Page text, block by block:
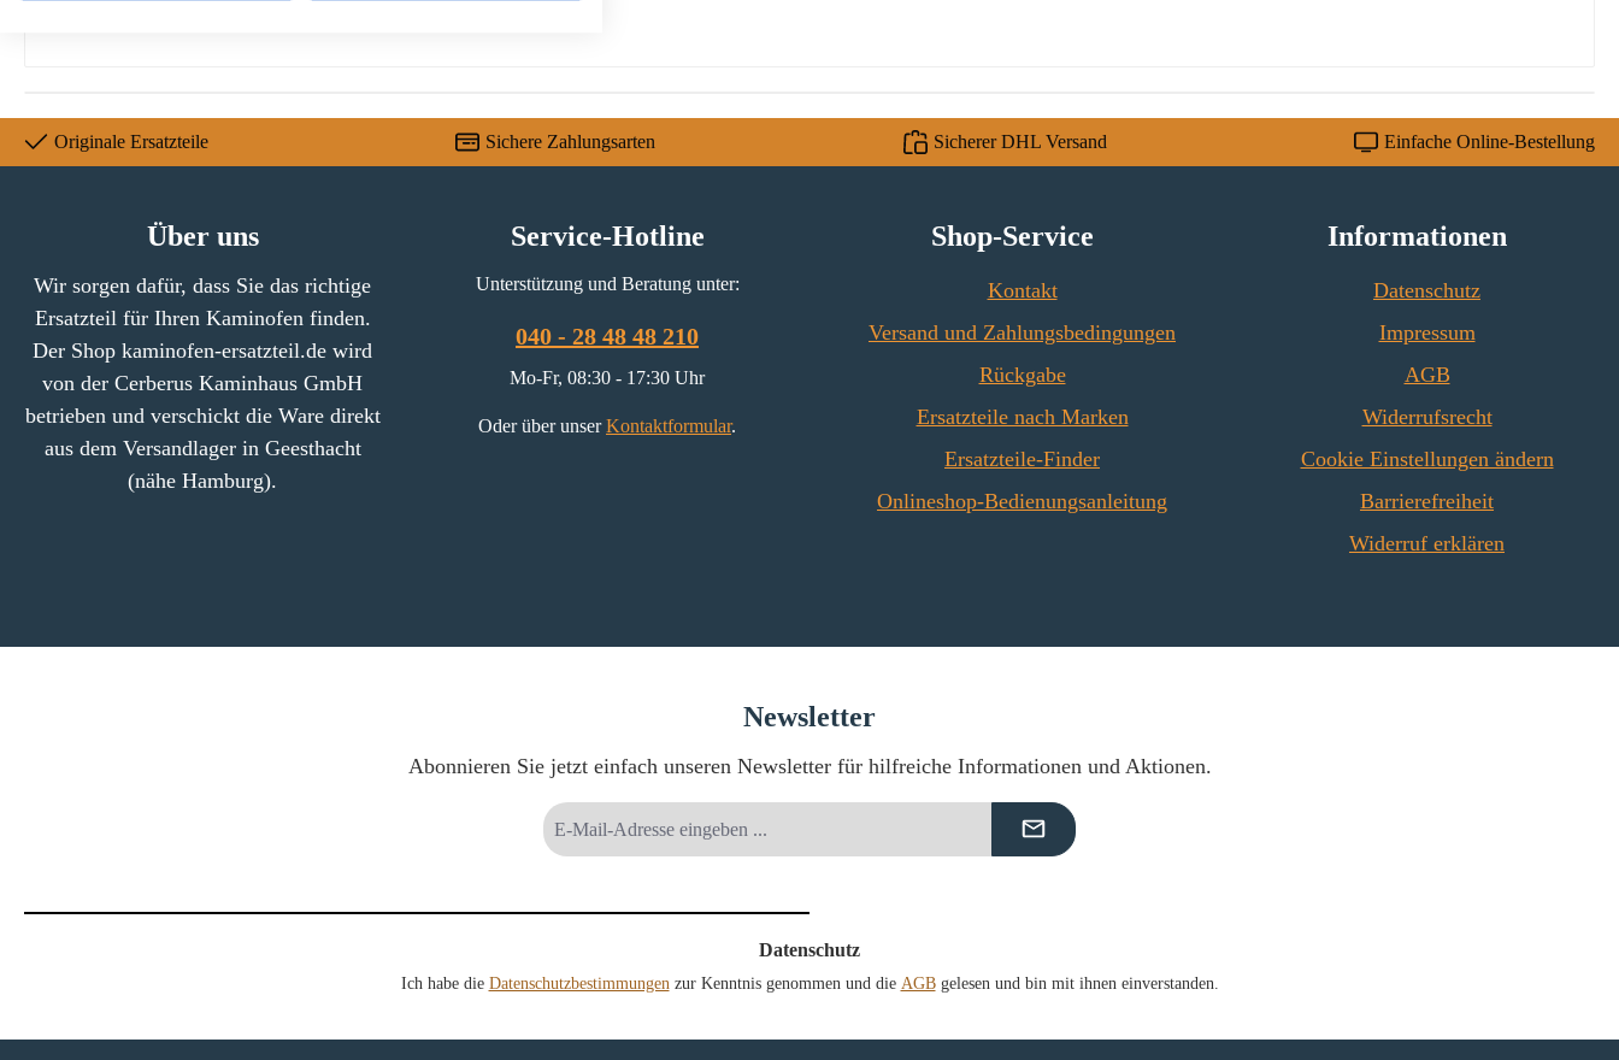
Originale Ersatzteile Sichere Zahlungsarten Sicherer DHL Versand Einfache Online-Bestellung
Über uns
Wir sorgen dafür, dass Sie das richtige
Ersatzteil für Ihren Kaminofen finden.
Der Shop kaminofen-ersatzteil.de wird
von der Cerberus Kaminhaus GmbH
betrieben und verschickt die Ware direkt
aus dem Versandlager in Geesthacht
(nähe Hamburg).
Service-Hotline
Unterstützung und Beratung unter:
040 - 28 48 48 210
Mo-Fr, 08:30 - 17:30 Uhr
Oder über unserKontaktformular.
Shop-Service
Kontakt
Versand und Zahlungsbedingungen
Rückgabe
Ersatzteile nach Marken
Ersatzteile-Finder
Onlineshop-Bedienungsanleitung
Informationen
Datenschutz
Impressum
AGB
Widerrufsrecht
Cookie Einstellungen ändern
Barrierefreiheit
Widerruf erklären
Newsletter
Abonnieren Sie jetzt einfach unseren Newsletter für hilfreiche Informationen und Aktionen.
E-
Mail-
Datenschutz
Ich habe die Datenschutzbestimmungenzur Kenntnis genommen und die AGBgelesen und bin mit ihnen einverstanden.